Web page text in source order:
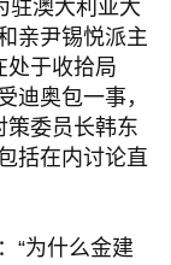
驻澳大利亚大
亲尹锡悦派主
处于收拾局
迪奥包一事，
策委员长韩东
括在内讨论直
“为什么金建